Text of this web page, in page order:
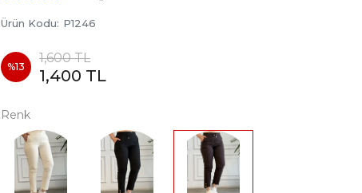
Ürün Kodu: P1246
%13
1,600 TL
1,400 TL
Renk